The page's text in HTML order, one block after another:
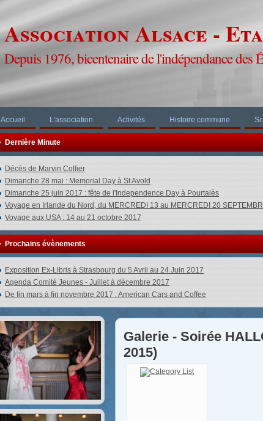
Association Alsace -
Depuis 1976, bicentenaire de l'indépendance des
Accueil L'association Activités Histoire commune
Dernière Minute
Décès de Marvin Collier
Dimanche 28 mai : Memorial Day à St Avold
Dimanche 25 juin 2017 : fête de l'Independence Day à Pourtalès
Voyage en Irlande du Nord, du MERCREDI 13 au MERCREDI 20
Voyage aux USA : 14 au 21 octobre 2017
Prochains évènements
Exposition Ex-Libris à Strasbourg du 5 Avril au 24 Juin 2017
Agenda Comité Jeunes - Juillet à décembre 2017
De fin mars à fin novembre 2017 : American Cars and Coffee
Galerie - Soirée
2015)